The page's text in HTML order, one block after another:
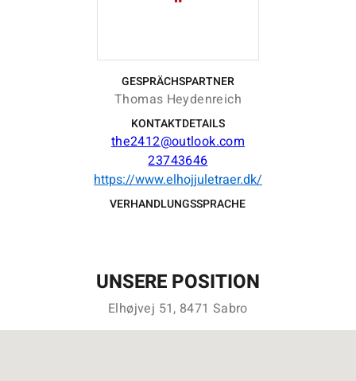
GESPRÄCHSPARTNER
Thomas Heydenreich
KONTAKTDETAILS
the2412@outlook.com
23743646
https://www.elhojjuletraer.dk/
VERHANDLUNGSSPRACHE
UNSERE POSITION
Elhøjvej 51, 8471 Sabro